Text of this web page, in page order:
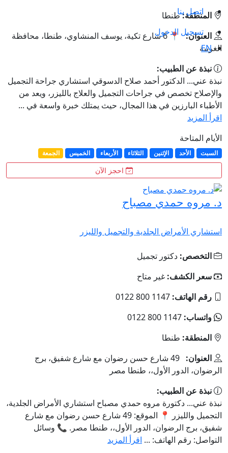
اتصل بنا
تسجيل الدخول
EN
المنطقة:طنطا
العنوان:
📍 6 شارع تكية، يوسف المنشاوي، طنطا، محافظة
الغربية
نبذة عن الطبيب:
نبذة عني... الدكتور أحمد صلاح الدسوقي استشاري جراحة التجميل
والإصلاح تخصص في جراحات التجميل والعلاج بالليزر، ويعد من
الأطباء البارزين في هذا المجال، حيث يمتلك خبرة واسعة في ...
اقرأ المزيد
الأيام المتاحة
السبت الأحد الإثنين الثلاثاء الأربعاء الخميس الجمعة
احجز الآن
د. مروه حمدي مصباح
استشاري الأمراض الجلدية والتجميل والليزر
التخصص: دكتور تجميل
سعر الكشف: غير متاح
رقم الهاتف: ‎0122 800 1147
واتساب: ‎0122 800 1147
المنطقة: طنطا
العنوان:
49 شارع حسن رضوان مع شارع شفيق، برج
الرضوان، الدور الأول،، طنطا مصر
نبذة عن الطبيب:
نبذة عني... دكتورة مروه حمدي مصباح استشاري الأمراض الجلدية،
التجميل والليزر 📍 الموقع: 49 شارع حسن رضوان مع شارع
شفيق، برج الرضوان، الدور الأول،، طنطا مصر. 📞 وسائل
التواصل: رقم الهاتف: ... اقرأ المزيد